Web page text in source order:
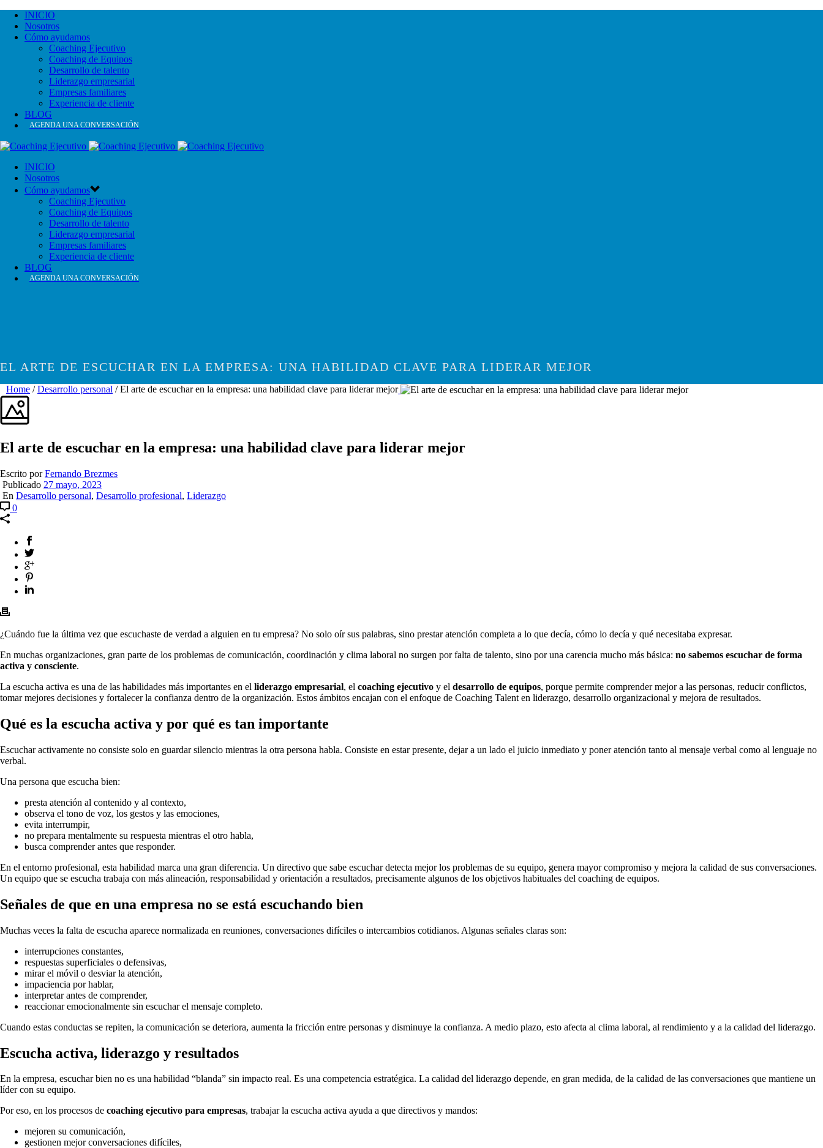
INICIO
Nosotros
Cómo ayudamos
Coaching Ejecutivo
Coaching de Equipos
Desarrollo de talento
Liderazgo empresarial
Empresas familiares
Experiencia de cliente
BLOG
AGENDA UNA CONVERSACIÓN
INICIO
Nosotros
Cómo ayudamos
Coaching Ejecutivo
Coaching de Equipos
Desarrollo de talento
Liderazgo empresarial
Empresas familiares
Experiencia de cliente
BLOG
AGENDA UNA CONVERSACIÓN
EL ARTE DE ESCUCHAR EN LA EMPRESA: UNA HABILIDAD CLAVE PARA LIDERAR MEJOR
Home /Desarrollo personal / El arte de escuchar en la empresa: una habilidad clave para liderar mejor
El arte de escuchar en la empresa: una habilidad clave para liderar mejor
Escrito porFernando Brezmes
Publicado 27 mayo, 2023
En Desarrollo personal, Desarrollo profesional, Liderazgo
0
¿Cuándo fue la última vez que escuchaste de verdad a alguien en tu empresa? No solo oír sus palabras, sino prestar atención completa a lo que decía, cómo lo decía y qué necesitaba expresar.
En muchas organizaciones, gran parte de los problemas de comunicación, coordinación y clima laboral no surgen por falta de talento, sino por una carencia mucho más básica: no sabemos escuchar de forma
activa y consciente.
La escucha activa es una de las habilidades más importantes en el liderazgo empresarial, el coaching ejecutivo y el desarrollo de equipos, porque permite comprender mejor a las personas, reducir conflictos,
tomar mejores decisiones y fortalecer la confianza dentro de la organización. Estos ámbitos encajan con el enfoque de Coaching Talent en liderazgo, desarrollo organizacional y mejora de resultados.
Qué es la escucha activa y por qué es tan importante
Escuchar activamente no consiste solo en guardar silencio mientras la otra persona habla. Consiste en estar presente, dejar a un lado el juicio inmediato y poner atención tanto al mensaje verbal como al lenguaje no
verbal.
Una persona que escucha bien:
presta atención al contenido y al contexto,
observa el tono de voz, los gestos y las emociones,
evita interrumpir,
no prepara mentalmente su respuesta mientras el otro habla,
busca comprender antes que responder.
En el entorno profesional, esta habilidad marca una gran diferencia. Un directivo que sabe escuchar detecta mejor los problemas de su equipo, genera mayor compromiso y mejora la calidad de sus conversaciones.
Un equipo que se escucha trabaja con más alineación, responsabilidad y orientación a resultados, precisamente algunos de los objetivos habituales del coaching de equipos.
Señales de que en una empresa no se está escuchando bien
Muchas veces la falta de escucha aparece normalizada en reuniones, conversaciones difíciles o intercambios cotidianos. Algunas señales claras son:
interrupciones constantes,
respuestas superficiales o defensivas,
mirar el móvil o desviar la atención,
impaciencia por hablar,
interpretar antes de comprender,
reaccionar emocionalmente sin escuchar el mensaje completo.
Cuando estas conductas se repiten, la comunicación se deteriora, aumenta la fricción entre personas y disminuye la confianza. A medio plazo, esto afecta al clima laboral, al rendimiento y a la calidad del liderazgo.
Escucha activa, liderazgo y resultados
En la empresa, escuchar bien no es una habilidad “blanda” sin impacto real. Es una competencia estratégica. La calidad del liderazgo depende, en gran medida, de la calidad de las conversaciones que mantiene un
líder con su equipo.
Por eso, en los procesos de coaching ejecutivo para empresas, trabajar la escucha activa ayuda a que directivos y mandos:
mejoren su comunicación,
gestionen mejor conversaciones difíciles,